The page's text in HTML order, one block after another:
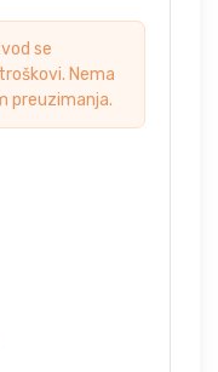
se
Nema
preuzimanja.